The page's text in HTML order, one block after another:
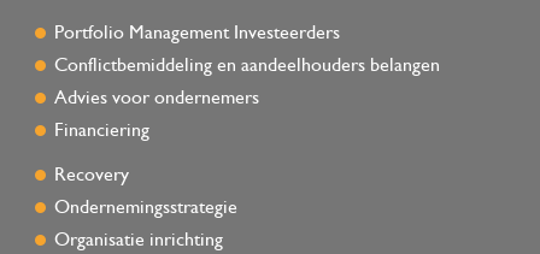
Portfolio Management Investeerders
Conflictbemiddeling en aandeelhouders belangen
Advies voor ondernemers
Financiering
Recovery
Ondernemingsstrategie
Organisatie inrichting